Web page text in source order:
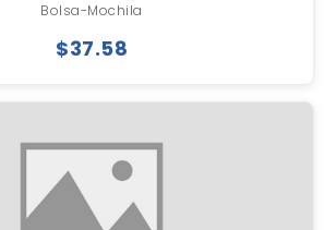
Bolsa-Mochila
$37.58